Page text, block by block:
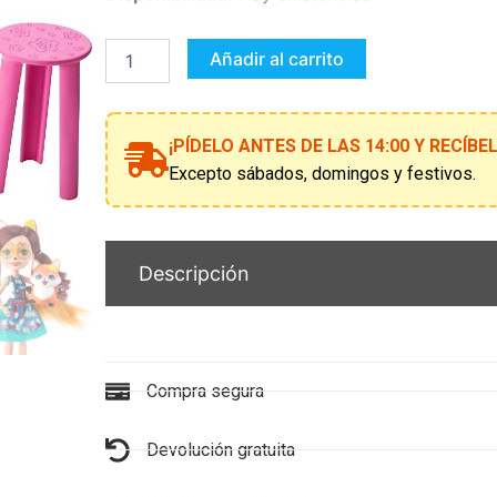
VAMOS
PINTAR
&
FLICK
cantidad
Añadir al carrito
¡PÍDELO ANTES DE LAS 14:00 Y
Excepto sábados, domingos y festivos.
Descripción
Compra segura
Devolución gratuita